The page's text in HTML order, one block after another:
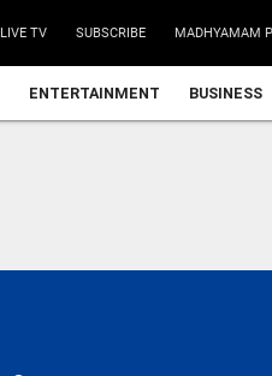
LIVE TV SUBSCRIBE MADHYAMAM
ENTERTAINMENT BUSINESS